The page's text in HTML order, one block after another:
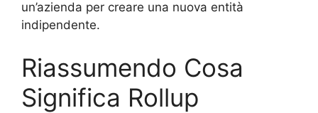
un’azienda per creare una nuova entità
indipendente.
Riassumendo Cosa
Significa Rollup